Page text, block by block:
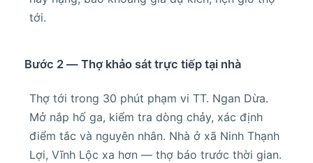
tới.
Bước 2 — Thợ khảo sát trực tiếp tại nhà
Thợ tới trong 30 phút phạm vi TT. Ngan Dừa.
Mở nắp hố ga, kiểm tra dòng chảy, xác định
điểm tắc và nguyên nhân. Nhà ở xã Ninh Thạnh
Lợi, Vĩnh Lộc xa hơn — thợ báo trước thời gian.